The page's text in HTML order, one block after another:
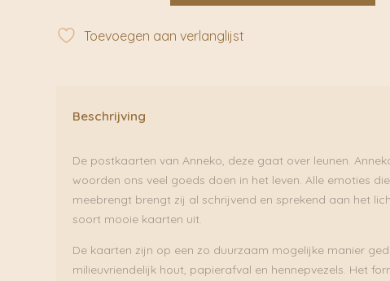
Toevoegen aan verlanglijst
Beschrijving
De postkaarten van Anneko, deze gaat over leunen.
woorden ons veel goeds doen in het leven. Alle emoties
meebrengt brengt zij al schrijvend en sprekend aan het
soort mooie kaarten uit.
De kaarten zijn op een zo duurzaam mogelijke manier
milieuvriendelijk hout, papierafval en hennepvezels. Het